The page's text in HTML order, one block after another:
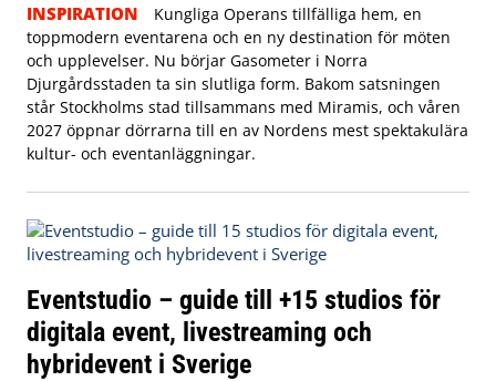
INSPIRATION
Kungliga Operans tillfälliga hem, en
toppmodern eventarena och en ny destination för möten
och upplevelser. Nu börjar Gasometer i Norra
Djurgårdsstaden ta sin slutliga form. Bakom satsningen
står Stockholms stad tillsammans med Miramis, och våren
2027 öppnar dörrarna till en av Nordens mest spektakulära
kultur- och eventanläggningar.
Eventstudio – guide till +15 studios för
digitala event, livestreaming och
hybridevent i Sverige